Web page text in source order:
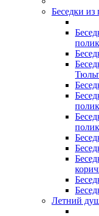
Беседки из
Летний